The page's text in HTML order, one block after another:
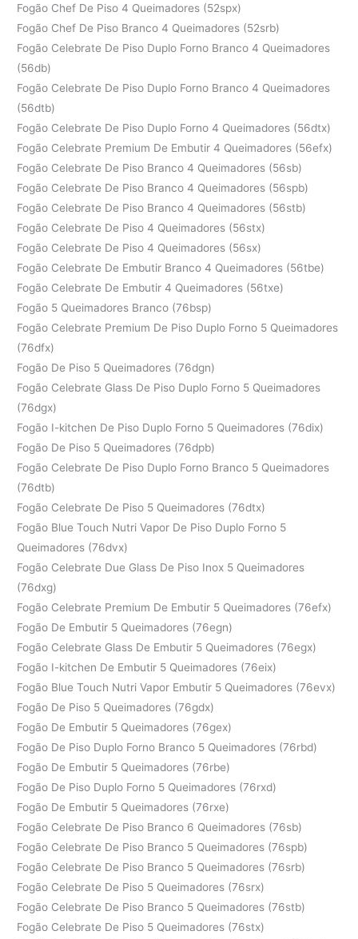
Fogão Chef De Piso 4 Queimadores (52spx)
Fogão Chef De Piso Branco 4 Queimadores (52srb)
Fogão Celebrate De Piso Duplo Forno Branco 4 Queimadores
(56db)
Fogão Celebrate De Piso Duplo Forno Branco 4 Queimadores
(56dtb)
Fogão Celebrate De Piso Duplo Forno 4 Queimadores (56dtx)
Fogão Celebrate Premium De Embutir 4 Queimadores (56efx)
Fogão Celebrate De Piso Branco 4 Queimadores (56sb)
Fogão Celebrate De Piso Branco 4 Queimadores (56spb)
Fogão Celebrate De Piso Branco 4 Queimadores (56stb)
Fogão Celebrate De Piso 4 Queimadores (56stx)
Fogão Celebrate De Piso 4 Queimadores (56sx)
Fogão Celebrate De Embutir Branco 4 Queimadores (56tbe)
Fogão Celebrate De Embutir 4 Queimadores (56txe)
Fogão 5 Queimadores Branco (76bsp)
Fogão Celebrate Premium De Piso Duplo Forno 5 Queimadores
(76dfx)
Fogão De Piso 5 Queimadores (76dgn)
Fogão Celebrate Glass De Piso Duplo Forno 5 Queimadores
(76dgx)
Fogão I-kitchen De Piso Duplo Forno 5 Queimadores (76dix)
Fogão De Piso 5 Queimadores (76dpb)
Fogão Celebrate De Piso Duplo Forno Branco 5 Queimadores
(76dtb)
Fogão Celebrate De Piso 5 Queimadores (76dtx)
Fogão Blue Touch Nutri Vapor De Piso Duplo Forno 5
Queimadores (76dvx)
Fogão Celebrate Due Glass De Piso Inox 5 Queimadores
(76dxg)
Fogão Celebrate Premium De Embutir 5 Queimadores (76efx)
Fogão De Embutir 5 Queimadores (76egn)
Fogão Celebrate Glass De Embutir 5 Queimadores (76egx)
Fogão I-kitchen De Embutir 5 Queimadores (76eix)
Fogão Blue Touch Nutri Vapor Embutir 5 Queimadores (76evx)
Fogão De Piso 5 Queimadores (76gdx)
Fogão De Embutir 5 Queimadores (76gex)
Fogão De Piso Duplo Forno Branco 5 Queimadores (76rbd)
Fogão De Embutir 5 Queimadores (76rbe)
Fogão De Piso Duplo Forno 5 Queimadores (76rxd)
Fogão De Embutir 5 Queimadores (76rxe)
Fogão Celebrate De Piso Branco 6 Queimadores (76sb)
Fogão Celebrate De Piso Branco 5 Queimadores (76spb)
Fogão Celebrate De Piso Branco 5 Queimadores (76srb)
Fogão Celebrate De Piso 5 Queimadores (76srx)
Fogão Celebrate De Piso Branco 5 Queimadores (76stb)
Fogão Celebrate De Piso 5 Queimadores (76stx)